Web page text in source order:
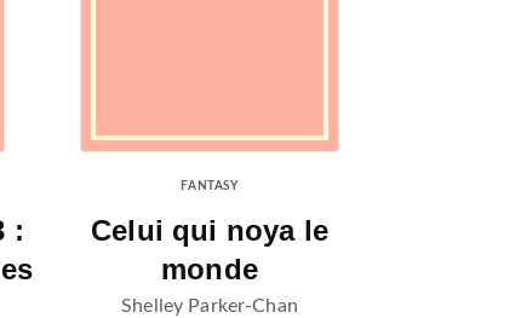
:
FANTASY
Celui qui noya le
monde
Shelley Parker-Chan